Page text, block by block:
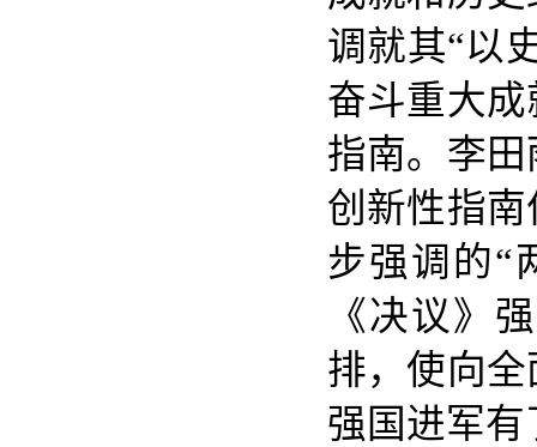
调就其“以
奋斗重大
指南。李
创新性指
步强调的“
《决议》
排，使向
强国进军